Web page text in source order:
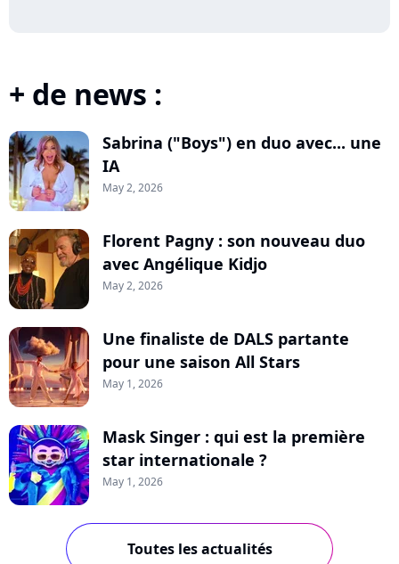
+ de news :
Sabrina ("Boys") en duo avec... une
IA
May 2, 2026
Florent Pagny : son nouveau duo
avec Angélique Kidjo
May 2, 2026
Une finaliste de DALS partante
pour une saison All Stars
May 1, 2026
Mask Singer : qui est la première
star internationale ?
May 1, 2026
Toutes les actualités